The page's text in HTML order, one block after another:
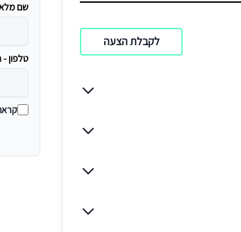
לקבלת הצעה
שם
טלפון -